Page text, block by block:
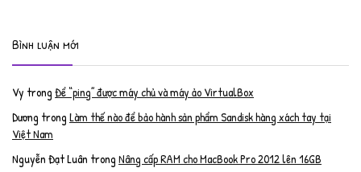
Bình luận mới
Vy trongĐể “ping” được máy chủ và máy ảo VirtualBox
Dương trongLàm thế nào để bảo hành sản phẩm Sandisk hàng xách tay tại
Việt Nam
Nguyễn Đạt Luân trongNâng cấp RAM cho MacBook Pro 2012 lên 16GB